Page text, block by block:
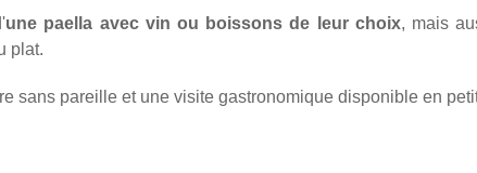
une paella avec vin ou boissons de leur choix, mais
plat.
sans pareille et une visite gastronomique disponible en